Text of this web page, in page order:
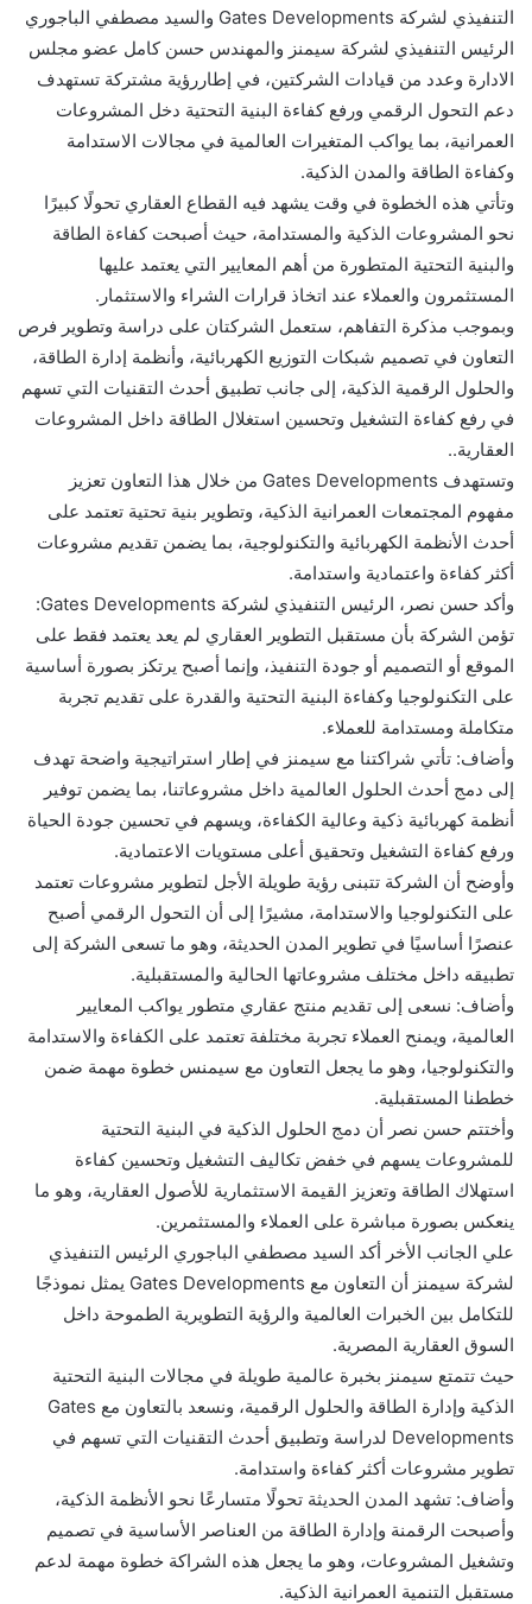
التنفيذي لشركة Gates Developments والسيد مصطفي الباجوري
الرئيس التنفيذي لشركة سيمنز والمهندس حسن كامل عضو مجلس
الادارة وعدد من قيادات الشركتين، في إطاررؤية مشتركة تستهدف
دعم التحول الرقمي ورفع كفاءة البنية التحتية دخل المشروعات
العمرانية، بما يواكب المتغيرات العالمية في مجالات الاستدامة
وكفاءة الطاقة والمدن الذكية.
وتأتي هذه الخطوة في وقت يشهد فيه القطاع العقاري تحولًا كبيرًا
نحو المشروعات الذكية والمستدامة، حيث أصبحت كفاءة الطاقة
والبنية التحتية المتطورة من أهم المعايير التي يعتمد عليها
المستثمرون والعملاء عند اتخاذ قرارات الشراء والاستثمار.
وبموجب مذكرة التفاهم، ستعمل الشركتان على دراسة وتطوير فرص
التعاون في تصميم شبكات التوزيع الكهربائية، وأنظمة إدارة الطاقة،
والحلول الرقمية الذكية، إلى جانب تطبيق أحدث التقنيات التي تسهم
في رفع كفاءة التشغيل وتحسين استغلال الطاقة داخل المشروعات
العقارية..
وتستهدف Gates Developments من خلال هذا التعاون تعزيز
مفهوم المجتمعات العمرانية الذكية، وتطوير بنية تحتية تعتمد على
أحدث الأنظمة الكهربائية والتكنولوجية، بما يضمن تقديم مشروعات
أكثر كفاءة واعتمادية واستدامة.
وأكد حسن نصر، الرئيس التنفيذي لشركة Gates Developments:
تؤمن الشركة بأن مستقبل التطوير العقاري لم يعد يعتمد فقط على
الموقع أو التصميم أو جودة التنفيذ، وإنما أصبح يرتكز بصورة أساسية
على التكنولوجيا وكفاءة البنية التحتية والقدرة على تقديم تجربة
متكاملة ومستدامة للعملاء.
وأضاف: تأتي شراكتنا مع سيمنز في إطار استراتيجية واضحة تهدف
إلى دمج أحدث الحلول العالمية داخل مشروعاتنا، بما يضمن توفير
أنظمة كهربائية ذكية وعالية الكفاءة، ويسهم في تحسين جودة الحياة
ورفع كفاءة التشغيل وتحقيق أعلى مستويات الاعتمادية.
وأوضح أن الشركة تتبنى رؤية طويلة الأجل لتطوير مشروعات تعتمد
على التكنولوجيا والاستدامة، مشيرًا إلى أن التحول الرقمي أصبح
عنصرًا أساسيًا في تطوير المدن الحديثة، وهو ما تسعى الشركة إلى
تطبيقه داخل مختلف مشروعاتها الحالية والمستقبلية.
وأضاف: نسعى إلى تقديم منتج عقاري متطور يواكب المعايير
العالمية، ويمنح العملاء تجربة مختلفة تعتمد على الكفاءة والاستدامة
والتكنولوجيا، وهو ما يجعل التعاون مع سيمنس خطوة مهمة ضمن
خططنا المستقبلية.
وأختتم حسن نصر أن دمج الحلول الذكية في البنية التحتية
للمشروعات يسهم في خفض تكاليف التشغيل وتحسين كفاءة
استهلاك الطاقة وتعزيز القيمة الاستثمارية للأصول العقارية، وهو ما
ينعكس بصورة مباشرة على العملاء والمستثمرين.
علي الجانب الأخر أكد السيد مصطفي الباجوري الرئيس التنفيذي
لشركة سيمنز أن التعاون مع Gates Developments يمثل نموذجًا
للتكامل بين الخبرات العالمية والرؤية التطويرية الطموحة داخل
السوق العقارية المصرية.
حيث تتمتع سيمنز بخبرة عالمية طويلة في مجالات البنية التحتية
الذكية وإدارة الطاقة والحلول الرقمية، ونسعد بالتعاون مع Gates
Developments لدراسة وتطبيق أحدث التقنيات التي تسهم في
تطوير مشروعات أكثر كفاءة واستدامة.
وأضاف: تشهد المدن الحديثة تحولًا متسارعًا نحو الأنظمة الذكية،
وأصبحت الرقمنة وإدارة الطاقة من العناصر الأساسية في تصميم
وتشغيل المشروعات، وهو ما يجعل هذه الشراكة خطوة مهمة لدعم
مستقبل التنمية العمرانية الذكية.